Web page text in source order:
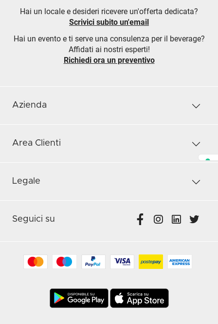
Hai un locale e desideri ricevere un'offerta dedicata?
Scrivici subito un'email
Hai un evento e ti serve una consulenza per il beverage?
Affidati ai nostri esperti!
Richiedi ora un preventivo
Azienda
Area Clienti
Legale
Seguici su